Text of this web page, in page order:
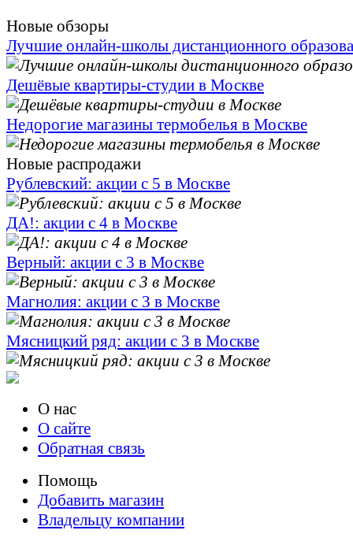
Новые обзоры
Лучшие онлайн-школы дистанционного
Дешёвые квартиры-студии в Москве
Недорогие магазины термобелья в Москве
Новые распродажи
Рублевский: акции с 5 в Москве
ДА!: акции с 4 в Москве
Верный: акции с 3 в Москве
Магнолия: акции с 3 в Москве
Мясницкий ряд: акции с 3 в Москве
О нас
О сайте
Обратная связь
Помощь
Добавить магазин
Владельцу компании